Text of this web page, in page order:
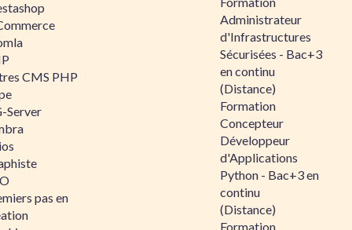
CMS PHP
Server
pas en
Administrateur
d'Infrastructures
Sécurisées - Bac+3
en continu
(Distance)
Formation
Concepteur
Développeur
d'Applications
Python - Bac+3 en
continu
(Distance)
Formation